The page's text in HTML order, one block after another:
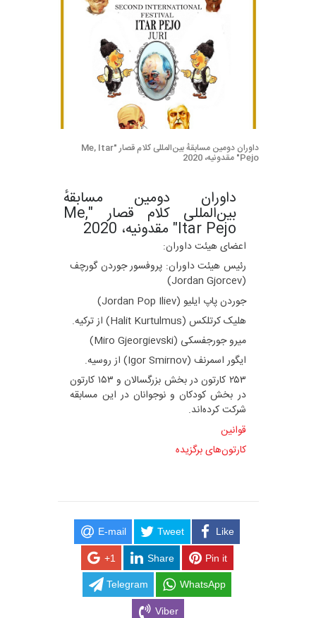
داوران دومین مسابقهٔ بین‌المللی کلام قصار "Me, Itar
Pejo" مقدونیه، 2020
داوران دومین مسابقهٔ
بین‌المللی کلام قصار "Me,
Itar Pejo" مقدونیه، 2020
اعضای هیئت داوران:
رئیس هیئت داوران: پروفسور جوردن گورچف
(Jordan Gjorcev)
جوردن پاپ ایلیو (Jordan Pop Iliev)
هلیک کرتلکس (Halit Kurtulmus) از ترکیه.
میرو جورجفسکی (Miro Gjeorgievski)
ایگور اسمرنف (Igor Smirnov) از روسیه.
۲۵۳ کارتون در بخش بزرگسالان و ۱۵۳ کارتون
در بخش کودکان و نوجوانان در این مسابقه
شرکت کرده‌اند.
قوانین
کارتون‌های برگزیده
E-mail Tweet Like
+1 Share Pin it
Telegram WhatsApp
Viber